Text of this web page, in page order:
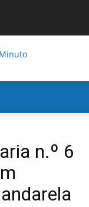
n.º 6